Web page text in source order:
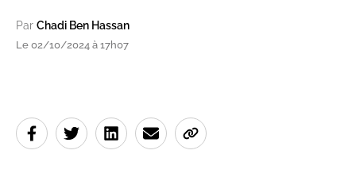
Par Chadi Ben Hassan
Le 02/10/2024 à 17h07